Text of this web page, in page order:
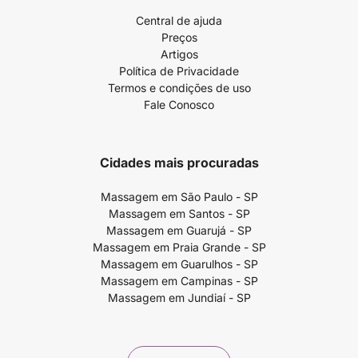
Central de ajuda
Preços
Artigos
Política de Privacidade
Termos e condições de uso
Fale Conosco
Cidades mais procuradas
Massagem em São Paulo - SP
Massagem em Santos - SP
Massagem em Guarujá - SP
Massagem em Praia Grande - SP
Massagem em Guarulhos - SP
Massagem em Campinas - SP
Massagem em Jundiaí - SP